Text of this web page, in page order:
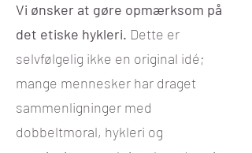
Vi ønsker at gøre opmærksom på
det etiske hykleri. Dette er
selvfølgelig ikke en original idé;
mange mennesker har draget
sammenligninger med
dobbeltmoral, hykleri og